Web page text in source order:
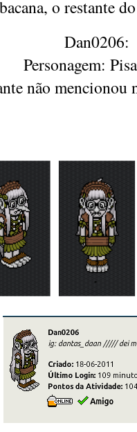
o restante
Dan0206:
Personagem:
não mencionou